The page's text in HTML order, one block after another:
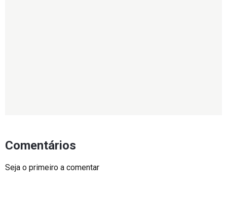
Comentários
Seja o primeiro a comentar